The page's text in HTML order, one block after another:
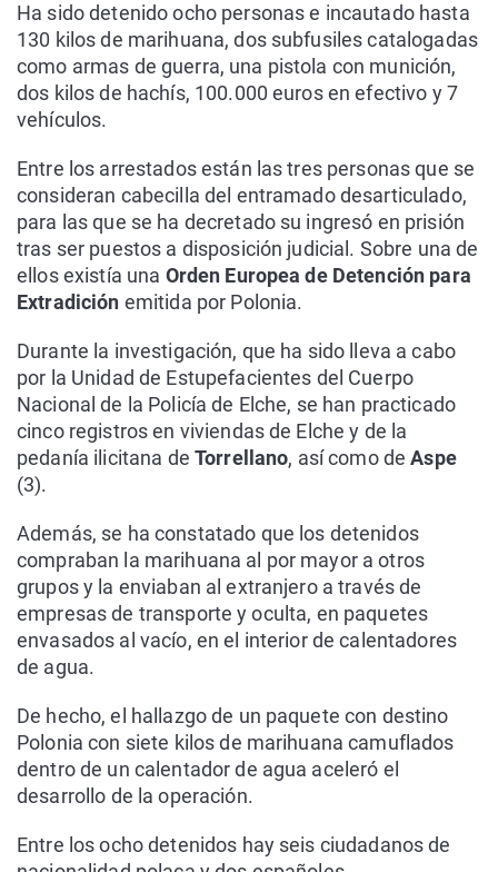
Ha sido detenido ocho personas e incautado hasta
130 kilos de marihuana, dos subfusiles catalogadas
como armas de guerra, una pistola con munición,
dos kilos de hachís, 100.000 euros en efectivo y 7
vehículos.
Entre los arrestados están las tres personas que se
consideran cabecilla del entramado desarticulado,
para las que se ha decretado su ingresó en prisión
tras ser puestos a disposición judicial. Sobre una de
ellos existía una Orden Europea de Detención para
Extradición emitida por Polonia.
Durante la investigación, que ha sido lleva a cabo
por la Unidad de Estupefacientes del Cuerpo
Nacional de la Policía de Elche, se han practicado
cinco registros en viviendas de Elche y de la
pedanía ilicitana de Torrellano, así como deAspe
(3).
Además, se ha constatado que los detenidos
compraban la marihuana al por mayor a otros
grupos y la enviaban al extranjero a través de
empresas de transporte y oculta, en paquetes
envasados al vacío, en el interior de calentadores
de agua.
De hecho, el hallazgo de un paquete con destino
Polonia con siete kilos de marihuana camuflados
dentro de un calentador de agua aceleró el
desarrollo de la operación.
Entre los ocho detenidos hay seis ciudadanos de